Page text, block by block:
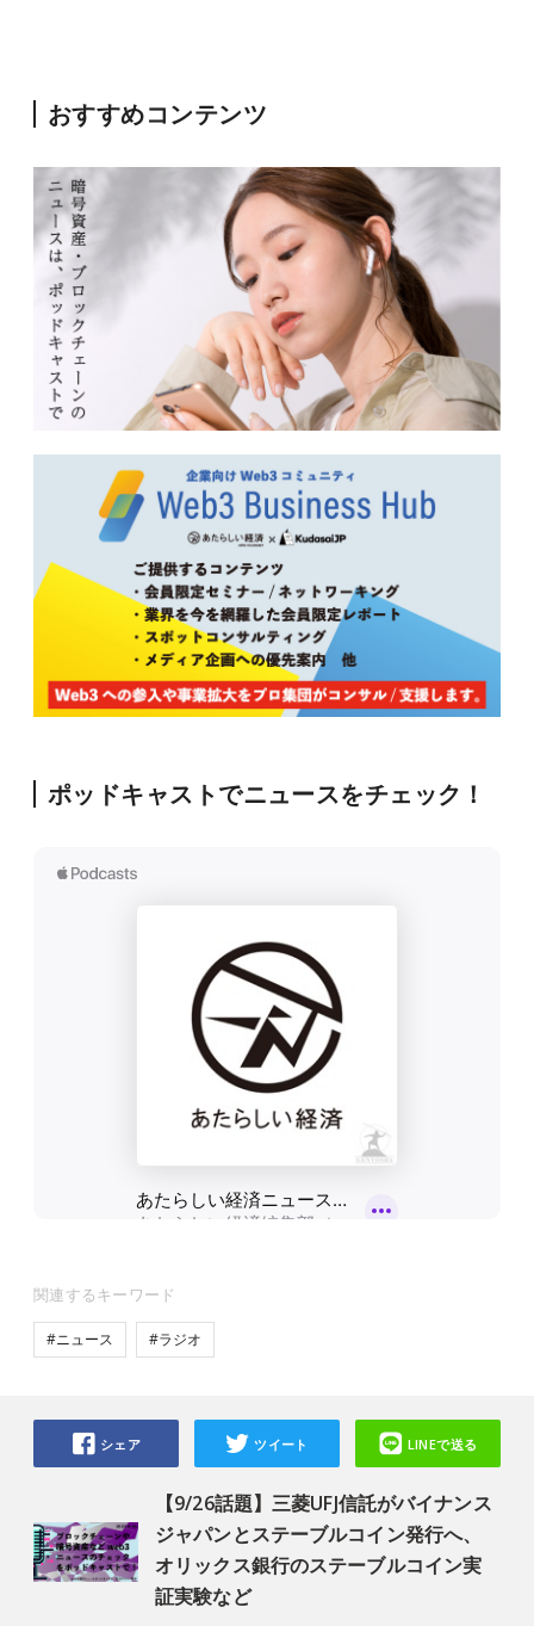
おすすめコンテンツ
ポッドキャストでニュースをチェック！
関連するキーワード
#ニュース #ラジオ
【9/26話題】三菱UFJ信託がバイナンス
ジャパンとステーブルコイン発行へ、
オリックス銀行のステーブルコイン実
証実験など
シェア ツイート LINEで送る